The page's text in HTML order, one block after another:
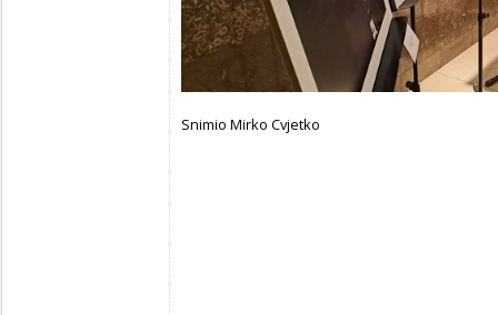
Snimio Mirko Cvjetko